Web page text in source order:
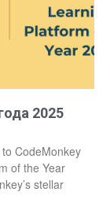
2025
CodeMonkey
of the Year
stellar